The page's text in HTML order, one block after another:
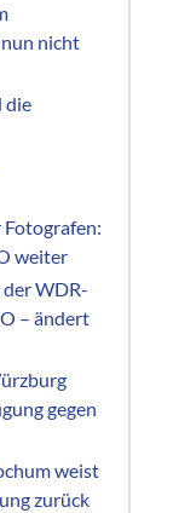
nicht
die
weiter
WDR-
– ändert
gegen
weist
zurück